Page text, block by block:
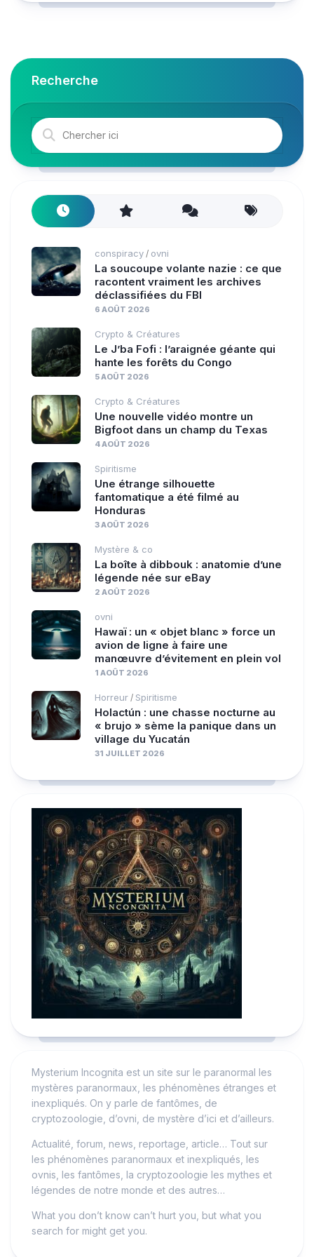
Recherche
conspiracy / ovni
La soucoupe volante nazie : ce que
racontent vraiment les archives
déclassifiées du FBI
6 AOÛT 2026
Crypto & Créatures
Le J’ba Fofi : l’araignée géante qui
hante les forêts du Congo
5 AOÛT 2026
Crypto & Créatures
Une nouvelle vidéo montre un
Bigfoot dans un champ du Texas
4 AOÛT 2026
Spiritisme
Une étrange silhouette
fantomatique a été filmé au
Honduras
3 AOÛT 2026
Mystère & co
La boîte à dibbouk : anatomie d’une
légende née sur eBay
2 AOÛT 2026
ovni
Hawaï : un « objet blanc » force un
avion de ligne à faire une
manœuvre d’évitement en plein vol
1 AOÛT 2026
Horreur / Spiritisme
Holactún : une chasse nocturne au
« brujo » sème la panique dans un
village du Yucatán
31 JUILLET 2026
Mysterium Incognita est un site sur le paranormal les
mystères paranormaux, les phénomènes étranges et
inexpliqués. On y parle de fantômes, de
cryptozoologie, d’ovni, de mystère d’ici et d’ailleurs.
Actualité, forum, news, reportage, article… Tout sur
les phénomènes paranormaux et inexpliqués, les
ovnis, les fantômes, la cryptozoologie les mythes et
légendes de notre monde et des autres…
What you don’t know can’t hurt you, but what you
search for might get you.